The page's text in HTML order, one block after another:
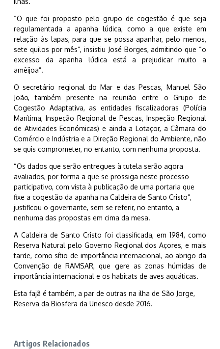
“O que foi proposto pelo grupo de cogestão é que seja
regulamentada a apanha lúdica, como a que existe em
relação às lapas, para que se possa apanhar, pelo menos,
sete quilos por mês”, insistiu José Borges, admitindo que “o
excesso da apanha lúdica está a prejudicar muito a
amêijoa”.
O secretário regional do Mar e das Pescas, Manuel São
João, também presente na reunião entre o Grupo de
Cogestão Adaptativa, as entidades fiscalizadoras (Polícia
Marítima, Inspeção Regional de Pescas, Inspeção Regional
de Atividades Económicas) e ainda a Lotaçor, a Câmara do
Comércio e Indústria e a Direção Regional do Ambiente, não
se quis comprometer, no entanto, com nenhuma proposta.
“Os dados que serão entregues à tutela serão agora
avaliados, por forma a que se prossiga neste processo
participativo, com vista à publicação de uma portaria que
fixe a cogestão da apanha na Caldeira de Santo Cristo”,
justificou o governante, sem se referir, no entanto, a
nenhuma das propostas em cima da mesa.
A Caldeira de Santo Cristo foi classificada, em 1984, como
Reserva Natural pelo Governo Regional dos Açores, e mais
tarde, como sítio de importância internacional, ao abrigo da
Convenção de RAMSAR, que gere as zonas húmidas de
importância internacional e os habitats de aves aquáticas.
Esta fajã é também, a par de outras na ilha de São Jorge,
Reserva da Biosfera da Unesco desde 2016.
Artigos Relacionados